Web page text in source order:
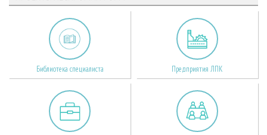
Библиотека специалиста Предприятия ЛПК